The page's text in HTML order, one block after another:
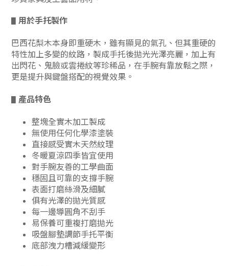
▋ 用於手托製作
巴西花梨木本身即重硬木，雖有顯見的氣孔、但其重硬的
特性加上多變的紋路，製成手托後拋光光澤亮麗，加上有
出閃花、鬼臉或雲捲紋等珍稀品，在手腕有靠放鬆之際，
更是提升與鍵盤搭配的視覺效果。
▋ 產品特色
整塊全實木加工製成
無使用任何化學漆塗裝
直接感受實木天然紋理
冬暖夏涼四季皆宜使用
對手腕友善的工學曲面
穩固且可靠的支撐手腕
表面打磨絲滑及細膩
俱有光澤的拋光質感
每一邊導圓角不刮手
易保養可重複打磨拋光
吸盤腳墊調節手托平衡
底部洩力槽減緩變形